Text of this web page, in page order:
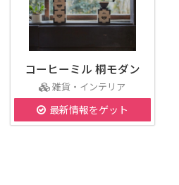
コーヒーミル 桐モダン
雑貨・インテリア
最新情報をゲット